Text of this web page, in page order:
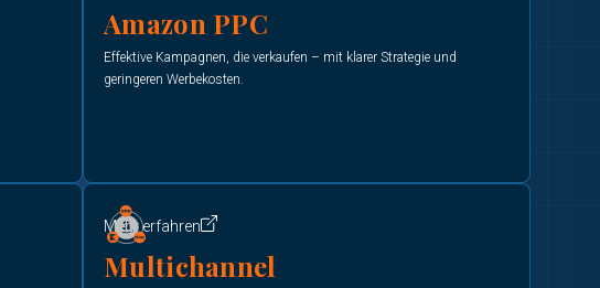
Amazon PPC
Effektive Kampagnen, die verkaufen – mit klarer Strategie und
geringeren Werbekosten.
Multichannel
Mehr erfahren